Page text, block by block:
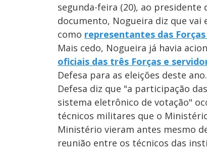
segunda-feira (20), ao presidente
documento, Nogueira diz que
como representantes das
Mais cedo, Nogueira já havia
oficiais das três Forças e
Defesa para as eleições deste
Defesa diz que "a participação
sistema eletrônico de votação"
técnicos militares que o
Ministério vieram antes mesmo
reunião entre os técnicos das